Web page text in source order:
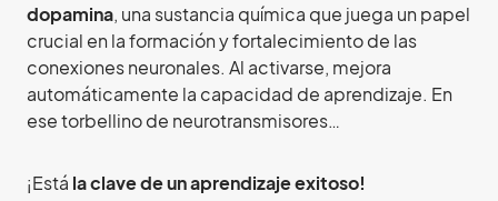
dopamina, una sustancia química que juega un papel
crucial en la formación y fortalecimiento de las
conexiones neuronales. Al activarse, mejora
automáticamente la capacidad de aprendizaje. En
ese torbellino de neurotransmisores…
¡Está la clave de un aprendizaje exitoso!